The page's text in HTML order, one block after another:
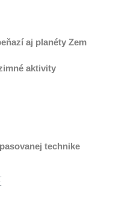
aj planéty Zem
aktivity
technike